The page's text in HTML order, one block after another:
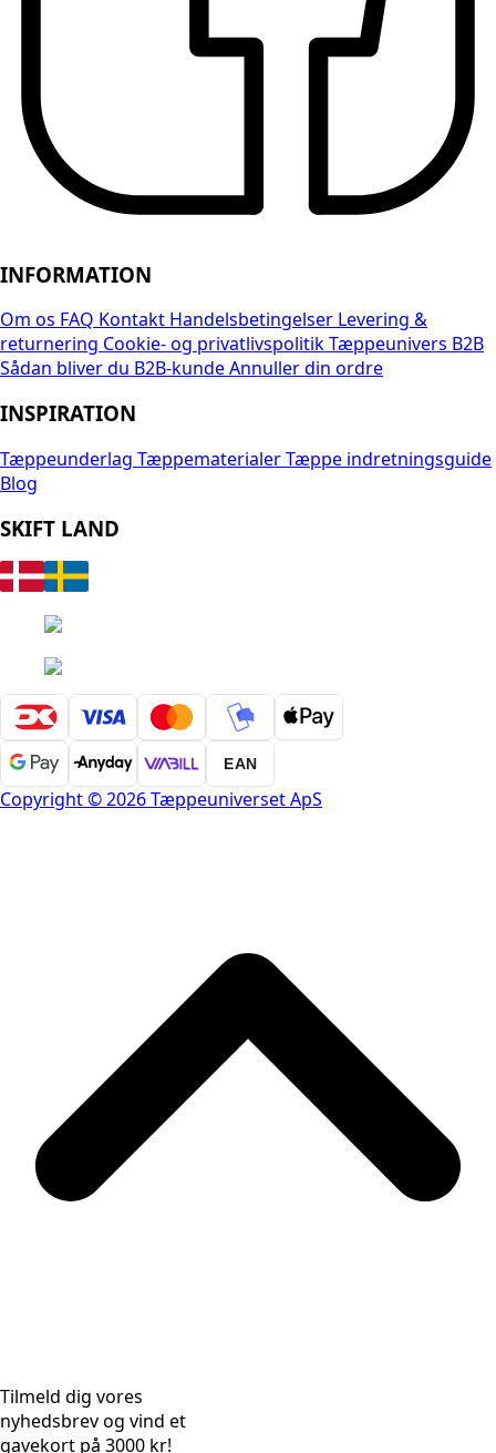
INFORMATION
Om os FAQ Kontakt Handelsbetingelser Levering &
returnering Cookie- og privatlivspolitikTæppeunivers B2B
Sådan bliver du B2B-kundeAnnuller din ordre
INSPIRATION
Tæppeunderlag TæppematerialerTæppe indretningsguide
Blog
SKIFT LAND
EAN
Copyright © 2026 Tæppeuniverset ApS
Tilmeld dig vores
nyhedsbrev og vind et
gavekort på 3000 kr!